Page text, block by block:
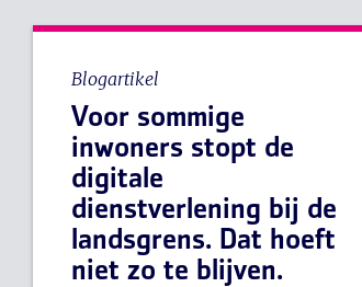
Blogartikel
Voor sommige
inwoners stopt de
digitale
dienstverlening bij de
landsgrens. Dat hoeft
niet zo te blijven.